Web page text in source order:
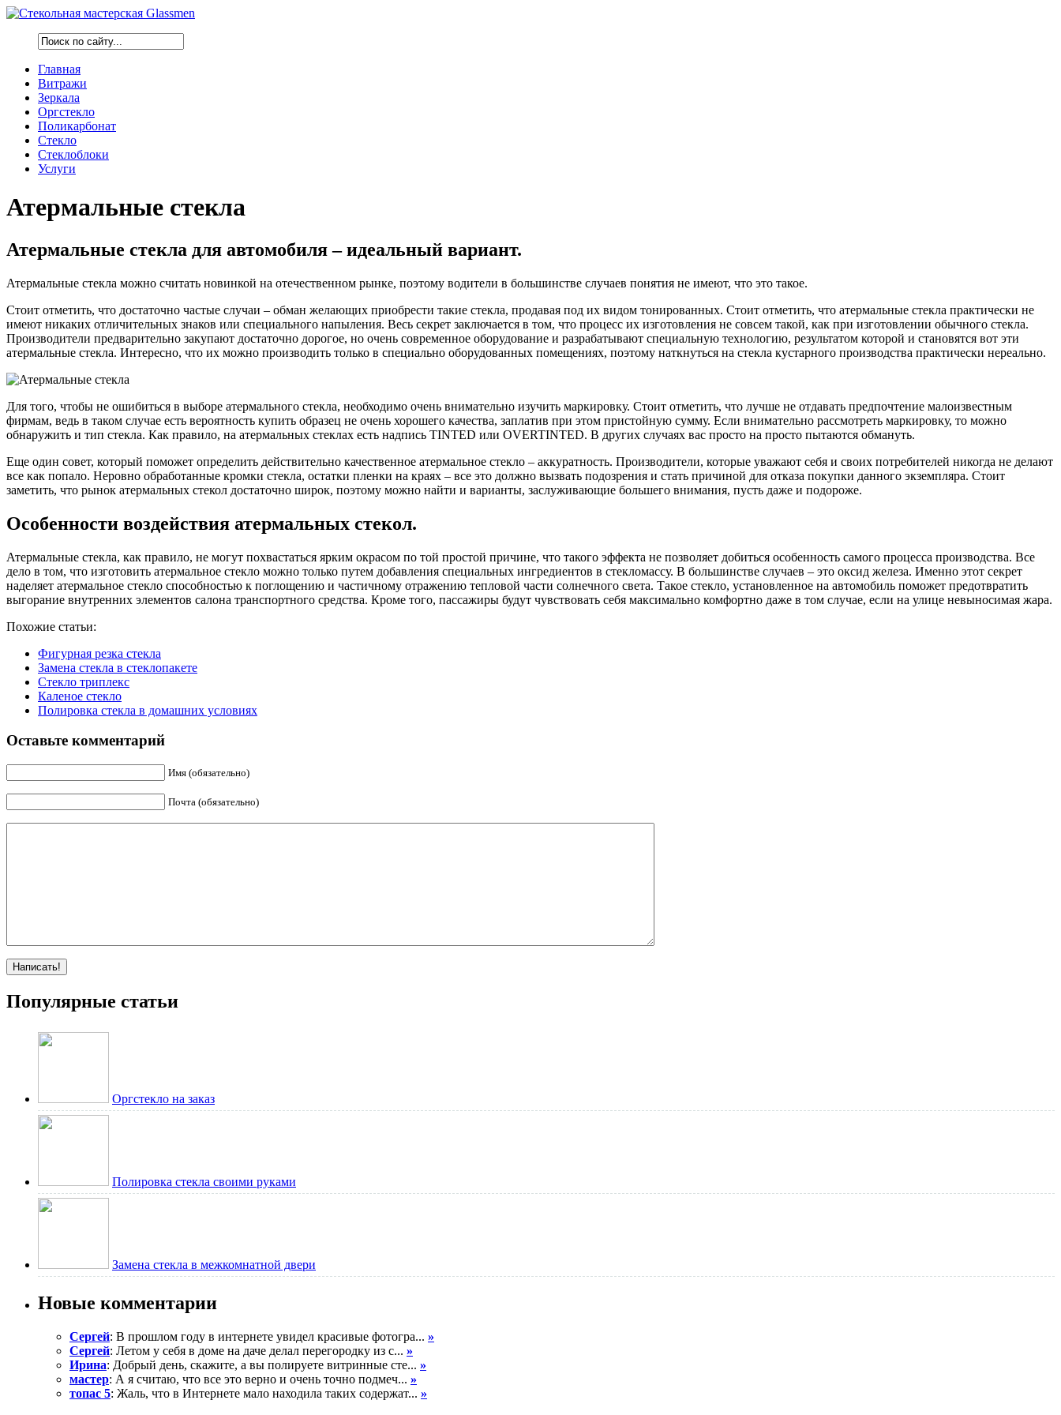
Главная
Витражи
Зеркала
Оргстекло
Поликарбонат
Стекло
Стеклоблоки
Услуги
Атермальные стекла
Атермальные стекла для автомобиля – идеальный вариант.
Атермальные стекла можно считать новинкой на отечественном рынке, поэтому водители в большинстве случаев понятия не имеют, что это такое.
Стоит отметить, что достаточно частые случаи – обман желающих приобрести такие стекла, продавая под их видом тонированных. Стоит отметить, что атермальные стекла практически не
имеют никаких отличительных знаков или специального напыления. Весь секрет заключается в том, что процесс их изготовления не совсем такой, как при изготовлении обычного стекла.
Производители предварительно закупают достаточно дорогое, но очень современное оборудование и разрабатывают специальную технологию, результатом которой и становятся вот эти
атермальные стекла. Интересно, что их можно производить только в специально оборудованных помещениях, поэтому наткнуться на стекла кустарного производства практически нереально.
Для того, чтобы не ошибиться в выборе атермального стекла, необходимо очень внимательно изучить маркировку. Стоит отметить, что лучше не отдавать предпочтение малоизвестным
фирмам, ведь в таком случае есть вероятность купить образец не очень хорошего качества, заплатив при этом пристойную сумму. Если внимательно рассмотреть маркировку, то можно
обнаружить и тип стекла. Как правило, на атермальных стеклах есть надпись TINTED или OVERTINTED. В других случаях вас просто на просто пытаются обмануть.
Еще один совет, который поможет определить действительно качественное атермальное стекло – аккуратность. Производители, которые уважают себя и своих потребителей никогда не делают
все как попало. Неровно обработанные кромки стекла, остатки пленки на краях – все это должно вызвать подозрения и стать причиной для отказа покупки данного экземпляра. Стоит
заметить, что рынок атермальных стекол достаточно широк, поэтому можно найти и варианты, заслуживающие большего внимания, пусть даже и подороже.
Особенности воздействия атермальных стекол.
Атермальные стекла, как правило, не могут похвастаться ярким окрасом по той простой причине, что такого эффекта не позволяет добиться особенность самого процесса производства. Все
дело в том, что изготовить атермальное стекло можно только путем добавления специальных ингредиентов в стекломассу. В большинстве случаев – это оксид железа. Именно этот секрет
наделяет атермальное стекло способностью к поглощению и частичному отражению тепловой части солнечного света. Такое стекло, установленное на автомобиль поможет предотвратить
выгорание внутренних элементов салона транспортного средства. Кроме того, пассажиры будут чувствовать себя максимально комфортно даже в том случае, если на улице невыносимая жара.
Похожие статьи:
Фигурная резка стекла
Замена стекла в стеклопакете
Стекло триплекс
Каленое стекло
Полировка стекла в домашних условиях
Оставьте комментарий
Имя (обязательно)
Почта (обязательно)
Популярные статьи
Оргстекло на заказ
Полировка стекла своими руками
Замена стекла в межкомнатной двери
Новые комментарии
Сергей: В прошлом году в интернете увидел красивые фотогра... »
Сергей: Летом у себя в доме на даче делал перегородку из с... »
Ирина: Добрый день, скажите, а вы полируете витринные сте... »
мастер: А я считаю, что все это верно и очень точно подмеч... »
топас 5: Жаль, что в Интернете мало находила таких содержат... »